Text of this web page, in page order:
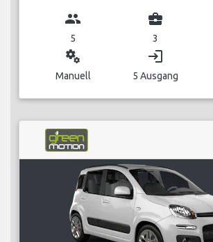
group
5
business_center
3
miscellaneous_services
Manuell
login
5 Ausgang